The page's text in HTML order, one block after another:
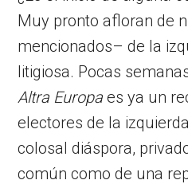
Muy pronto afloran de
mencionados– de la
litigiosa. Pocas
Altra Europa es ya un
electores de la
colosal diáspora,
común como de una